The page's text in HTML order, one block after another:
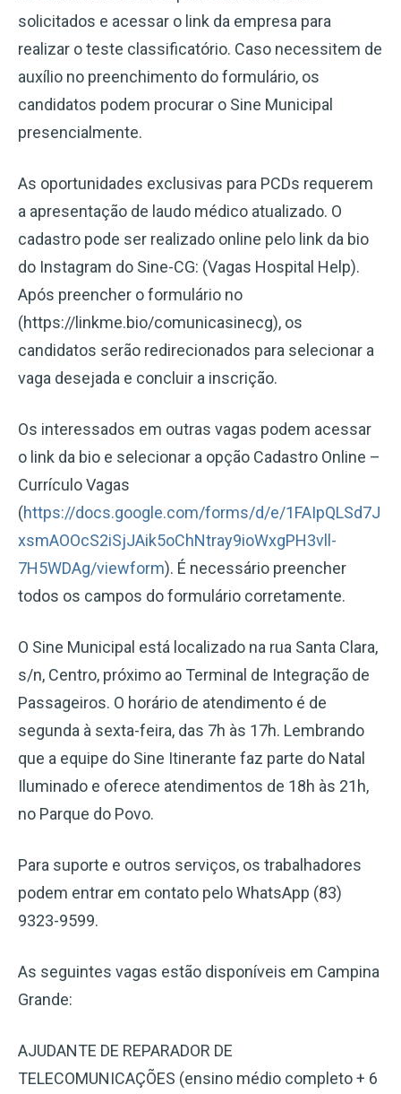
solicitados e acessar o link da empresa para
realizar o teste classificatório. Caso necessitem de
auxílio no preenchimento do formulário, os
candidatos podem procurar o Sine Municipal
presencialmente.
As oportunidades exclusivas para PCDs requerem
a apresentação de laudo médico atualizado. O
cadastro pode ser realizado online pelo link da bio
do Instagram do Sine-CG: (Vagas Hospital Help).
Após preencher o formulário no
(https://linkme.bio/comunicasinecg), os
candidatos serão redirecionados para selecionar a
vaga desejada e concluir a inscrição.
Os interessados em outras vagas podem acessar
o link da bio e selecionar a opção Cadastro Online –
Currículo Vagas
(https://docs.google.com/forms/d/e/1FAIpQLSd7J
xsmAOOcS2iSjJAik5oChNtray9ioWxgPH3vll-
7H5WDAg/viewform). É necessário preencher
todos os campos do formulário corretamente.
O Sine Municipal está localizado na rua Santa Clara,
s/n, Centro, próximo ao Terminal de Integração de
Passageiros. O horário de atendimento é de
segunda à sexta-feira, das 7h às 17h. Lembrando
que a equipe do Sine Itinerante faz parte do Natal
Iluminado e oferece atendimentos de 18h às 21h,
no Parque do Povo.
Para suporte e outros serviços, os trabalhadores
podem entrar em contato pelo WhatsApp (83)
9323-9599.
As seguintes vagas estão disponíveis em Campina
Grande:
AJUDANTE DE REPARADOR DE
TELECOMUNICAÇÕES (ensino médio completo + 6